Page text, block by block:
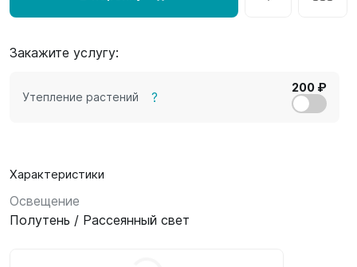
Закажите услугу:
Утепление растений ?
200 ₽
Характеристики
Освещение
Полутень / Рассеянный свет